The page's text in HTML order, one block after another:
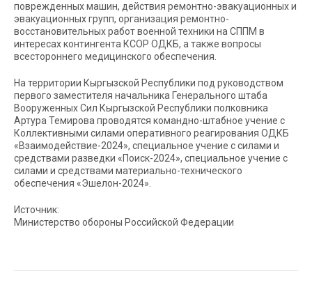
поврежденных машин, действия ремонтно-эвакуационных и
эвакуационных групп, организация ремонтно-
восстановительных работ военной техники на СППМ в
интересах контингента КСОР ОДКБ, а также вопросы
всестороннего медицинского обеспечения.
На территории Кыргызской Республики под руководством
первого заместителя начальника Генерального штаба
Вооруженных Сил Кыргызской Республики полковника
Артура Темирова проводятся командно-штабное учение с
Коллективными силами оперативного реагирования ОДКБ
«Взаимодействие-2024», специальное учение с силами и
средствами разведки «Поиск-2024», специальное учение с
силами и средствами материально-технического
обеспечения «Эшелон-2024».
Источник:
Министерство обороны Российской Федерации